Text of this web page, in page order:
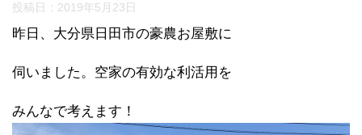
投稿日： 2019年5月23日
昨日、大分県日田市の豪農お屋敷に
伺いました。空家の有効な利活用を
みんなで考えます！